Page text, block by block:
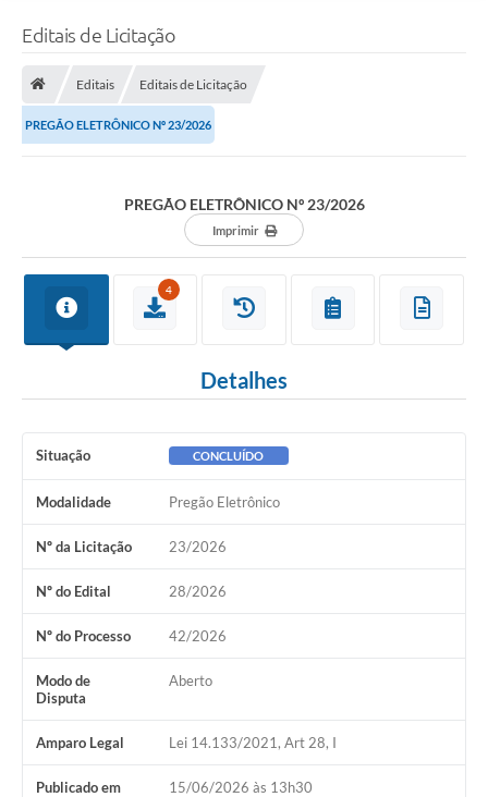
Legislação
Contratos
Ouvidoria
Arquivos para Download
Turismo
Obras
Galeria de Vídeos
Secretarias
Projetos
Contas Públicas
Editais
Editais de Licitação
Editais Editais de Licitação
PREGÃO ELETRÔNICO Nº 23/2026
PREGÃO ELETRÔNICO Nº 23/2026
Imprimir
4
Detalhes
Situação CONCLUÍDO
Modalidade Pregão Eletrônico
Nº da Licitação 23/2026
Nº do Edital 28/2026
Nº do Processo 42/2026
Modo de
Disputa
Aberto
Amparo Legal Lei 14.133/2021, Art 28, I
Publicado em 15/06/2026 às 13h30